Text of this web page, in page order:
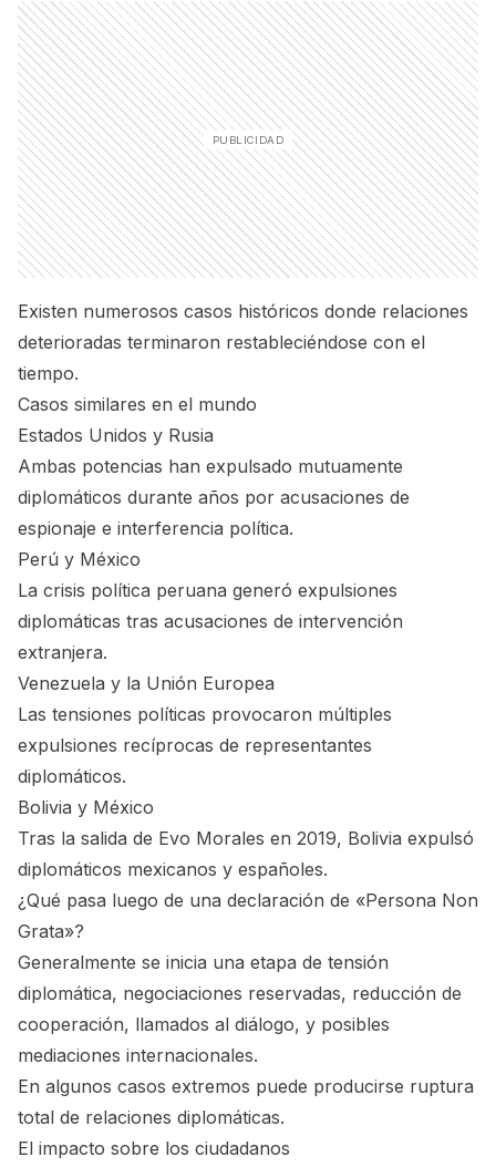
Existen numerosos casos históricos donde relaciones
deterioradas terminaron restableciéndose con el
tiempo.
Casos similares en el mundo
Estados Unidos y Rusia
Ambas potencias han expulsado mutuamente
diplomáticos durante años por acusaciones de
espionaje e interferencia política.
Perú y México
La crisis política peruana generó expulsiones
diplomáticas tras acusaciones de intervención
extranjera.
Venezuela y la Unión Europea
Las tensiones políticas provocaron múltiples
expulsiones recíprocas de representantes
diplomáticos.
Bolivia y México
Tras la salida de Evo Morales en 2019, Bolivia expulsó
diplomáticos mexicanos y españoles.
¿Qué pasa luego de una declaración de «Persona Non
Grata»?
Generalmente se inicia una etapa de tensión
diplomática, negociaciones reservadas, reducción de
cooperación, llamados al diálogo, y posibles
mediaciones internacionales.
En algunos casos extremos puede producirse ruptura
total de relaciones diplomáticas.
El impacto sobre los ciudadanos